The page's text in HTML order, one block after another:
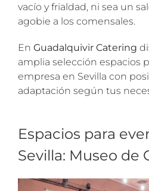
vacío y frialdad, ni sea un
agobie a los comensales.
En Guadalquivir Catering
amplia selección espacios
empresa en Sevilla con
adaptación según tus
Espacios para
Sevilla: Museo de